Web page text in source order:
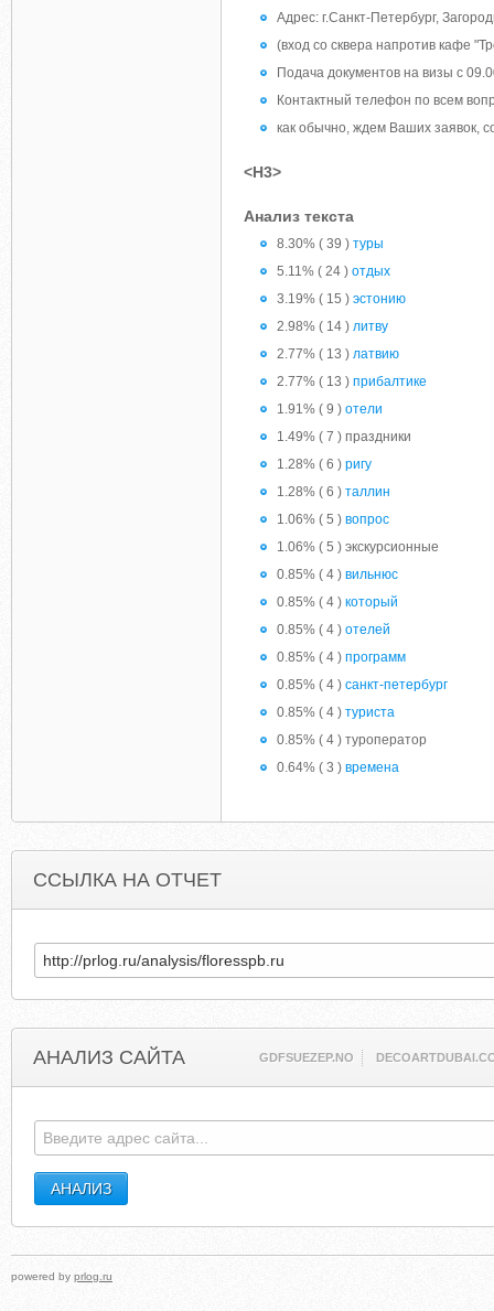
Адрес: г.Санкт-Петербург,
(вход со сквера напротив кафе
Подача документов на визы с
Контактный телефон по всем
как обычно, ждем Ваших заявок,
<H3>
Анализ текста
8.30% ( 39 ) туры
5.11% ( 24 ) отдых
3.19% ( 15 ) эстонию
2.98% ( 14 ) литву
2.77% ( 13 ) латвию
2.77% ( 13 ) прибалтике
1.91% ( 9 ) отели
1.49% ( 7 ) праздники
1.28% ( 6 ) ригу
1.28% ( 6 ) таллин
1.06% ( 5 ) вопрос
1.06% ( 5 ) экскурсионные
0.85% ( 4 ) вильнюс
0.85% ( 4 ) который
0.85% ( 4 ) отелей
0.85% ( 4 ) программ
0.85% ( 4 ) санкт-петербург
0.85% ( 4 ) туриста
0.85% ( 4 ) туроператор
0.64% ( 3 ) времена
ССЫЛКА НА ОТЧЕТ
АНАЛИЗ САЙТА GDFSUEZEP.NO
powered by prlog.ru